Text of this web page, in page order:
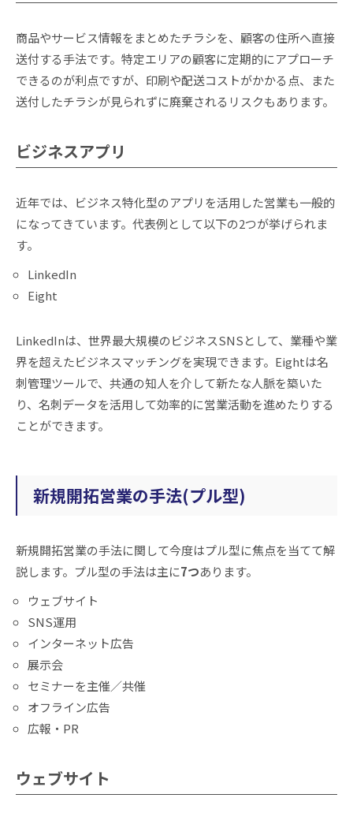
商品やサービス情報をまとめたチラシを、顧客の住所へ直接
送付する手法です。特定エリアの顧客に定期的にアプローチ
できるのが利点ですが、印刷や配送コストがかかる点、また
送付したチラシが見られずに廃棄されるリスクもあります。
ビジネスアプリ
近年では、ビジネス特化型のアプリを活用した営業も一般的
になってきています。代表例として以下の2つが挙げられま
す。
LinkedIn
Eight
LinkedInは、世界最大規模のビジネスSNSとして、業種や業
界を超えたビジネスマッチングを実現できます。Eightは名
刺管理ツールで、共通の知人を介して新たな人脈を築いた
り、名刺データを活用して効率的に営業活動を進めたりする
ことができます。
新規開拓営業の手法(プル型)
新規開拓営業の手法に関して今度はプル型に焦点を当てて解
説します。プル型の手法は主に7つあります。
ウェブサイト
SNS運用
インターネット広告
展示会
セミナーを主催／共催
オフライン広告
広報・PR
ウェブサイト